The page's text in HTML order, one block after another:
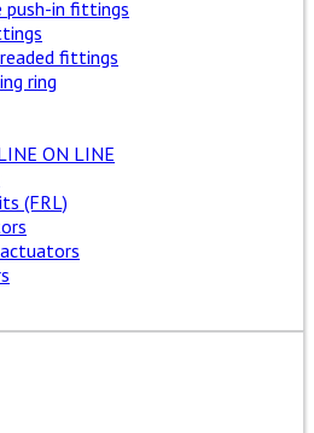
push-in fittings
fittings
ring
ON LINE
(FRL)